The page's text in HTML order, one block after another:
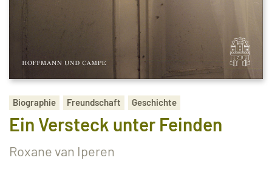
Biographie Freundschaft Geschichte
Ein Versteck unter Feinden
Roxane van Iperen